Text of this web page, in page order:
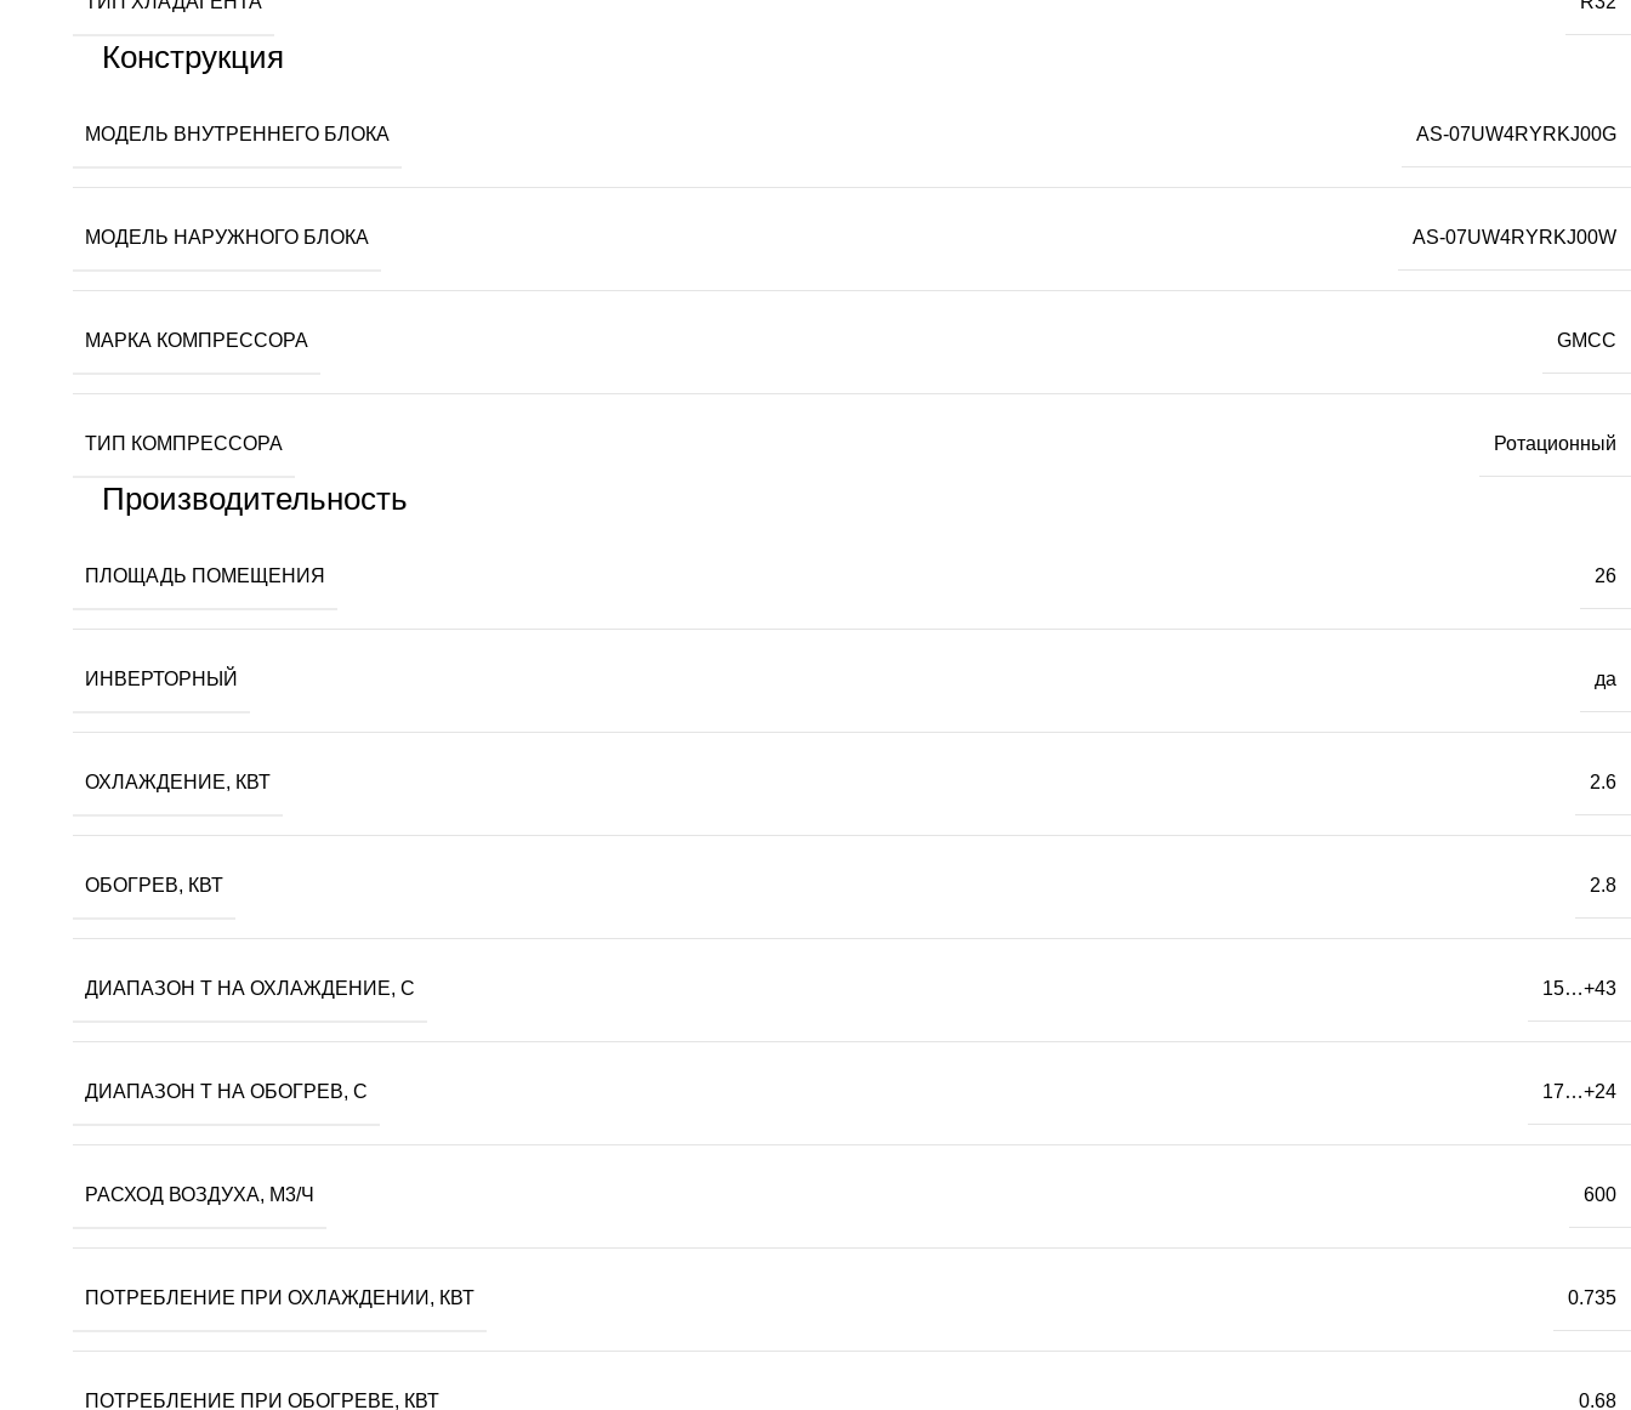
Конструкция
МОДЕЛЬ ВНУТРЕННЕГО БЛОКА AS-07UW4RYRKJ00G
МОДЕЛЬ НАРУЖНОГО БЛОКА AS-07UW4RYRKJ00W
МАРКА КОМПРЕССОРА GMCC
ТИП КОМПРЕССОРА Ротационный
Производительность
ПЛОЩАДЬ ПОМЕЩЕНИЯ 26
ИНВЕРТОРНЫЙ да
ОХЛАЖДЕНИЕ, КВТ 2.6
ОБОГРЕВ, КВТ 2.8
ДИАПАЗОН T НА ОХЛАЖДЕНИЕ, С 15…+43
ДИАПАЗОН T НА ОБОГРЕВ, С 17…+24
РАСХОД ВОЗДУХА, М3/Ч 600
ПОТРЕБЛЕНИЕ ПРИ ОХЛАЖДЕНИИ, КВТ 0.735
ПОТРЕБЛЕНИЕ ПРИ ОБОГРЕВЕ, КВТ 0.68